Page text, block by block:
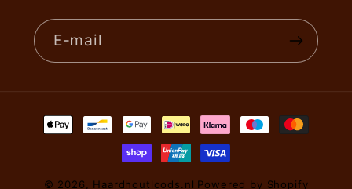
E‑mail
Betaalmethoden
© 2026, Haardhoutloods.nl Powered by Shopify